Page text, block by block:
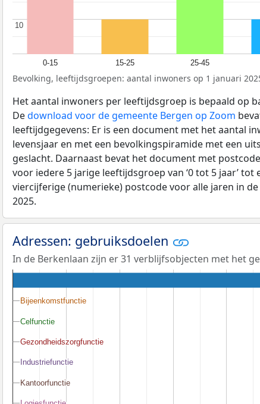
0-15 15-25 25-45
10
10
Bevolking, leeftijdsgroepen: aantal inwoners op 1 januari
Het aantal inwoners per leeftijdsgroep is bepaald op
Dedownload voor de gemeente Bergen op Zoom
leeftijdgegevens: Er is een document met het aantal
levensjaar en met een bevolkingspiramide met een
geslacht. Daarnaast bevat het document met
voor iedere 5 jarige leeftijdsgroep van ‘0 tot 5 jaar’ tot
viercijferige (numerieke) postcode voor alle jaren in
2025.
Adressen: gebruiksdoelen
In de Berkenlaan zijn er 31 verblijfsobjecten met het
Bijeenkomstfunctie
Bijeenkomstfunctie
Celfunctie
Celfunctie
Gezondheidszorgfunctie
Gezondheidszorgfunctie
Industriefunctie
Industriefunctie
Kantoorfunctie
Kantoorfunctie